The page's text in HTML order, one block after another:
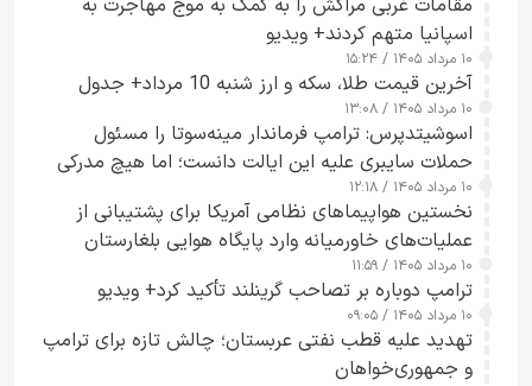
مقامات غربی مراکش را به کمک به موج مهاجرت به
اسپانیا متهم کردند+ ویدیو
۱۰ مرداد ۱۴۰۵ / ۱۵:۲۴
آخرین قیمت طلا، سکه و ارز شنبه 10 مرداد+ جدول
۱۰ مرداد ۱۴۰۵ / ۱۳:۰۸
اسوشیتدپرس: ترامپ فرماندار مینه‌سوتا را مسئول
حملات سایبری علیه این ایالت دانست؛ اما هیچ مدرکی
ارائه نکرد
۱۰ مرداد ۱۴۰۵ / ۱۲:۱۸
نخستین هواپیماهای نظامی آمریکا برای پشتیبانی از
عملیات‌های خاورمیانه وارد پایگاه هوایی بلغارستان
شدند
۱۰ مرداد ۱۴۰۵ / ۱۱:۵۹
ترامپ دوباره بر تصاحب گرینلند تأکید کرد+ ویدیو
۱۰ مرداد ۱۴۰۵ / ۰۹:۰۵
تهدید علیه قطب نفتی عربستان؛ چالش تازه برای ترامپ
و جمهوری‌خواهان